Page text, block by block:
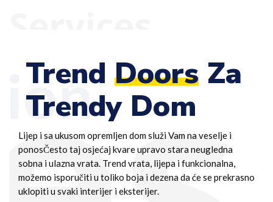
Trend Doors Za
Trendy Dom
ion
Lijep i sa ukusom opremljen dom služi Vam na veselje i
ponosČesto taj osjećaj kvare upravo stara neugledna
sobna i ulazna vrata. Trend vrata, lijepa i funkcionalna,
možemo isporučiti u toliko boja i dezena da će se prekrasno
uklopiti u svaki interijer i eksterijer.